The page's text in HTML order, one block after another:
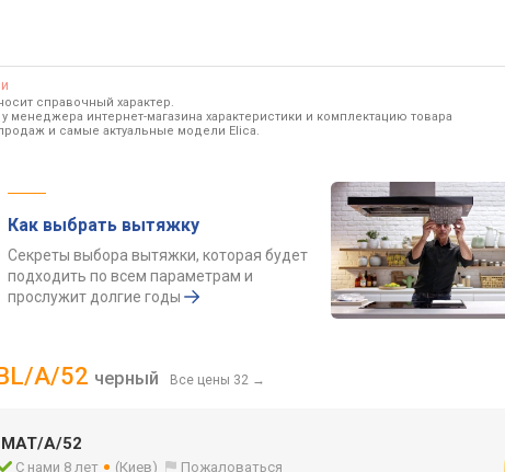
справочный характер.
менеджера интернет-магазина характеристики и комплектацию товара
и самые актуальные модели Elica.
Как выбрать вытяжку
Секреты выбора вытяжки, которая будет
подходить по всем параметрам и
прослужит долгие годы
A/52 черный Все цены 32 →
MAT/A/52
С нами 8 лет (Киев) Пожаловаться